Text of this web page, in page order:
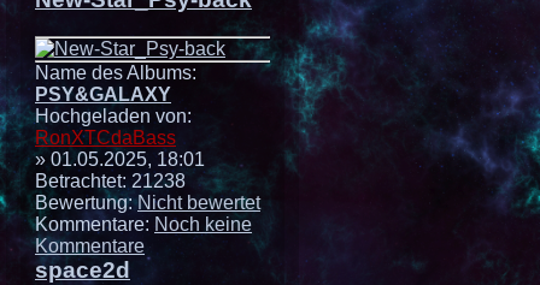
Name des Albums:
PSY&GALAXY
Hochgeladen von:
RonXTCdaBass
» 01.05.2025, 18:01
Betrachtet: 21238
Bewertung:Nicht bewertet
Kommentare: Noch keine
Kommentare
space2d